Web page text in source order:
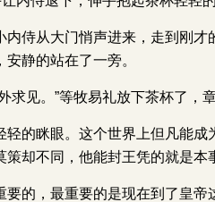
内侍从大门悄声进来，走到刚
静的站在了一旁。
求见。”等牧易礼放下茶杯了，
轻的眯眼。这个世界上但凡能
策却不同，他能封王凭的就是
要的，最重要的是现在到了皇